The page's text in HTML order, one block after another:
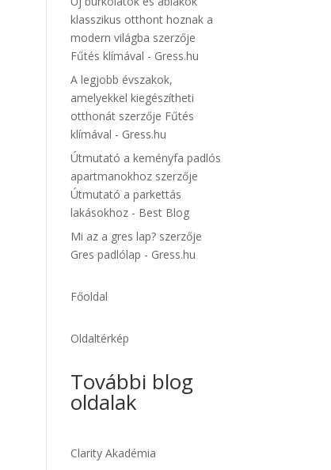
klasszikus otthont hoznak a
modern világba szerzője
Fűtés klímával - Gress.hu
A legjobb évszakok,
amelyekkel kiegészítheti
otthonát szerzője Fűtés
klímával - Gress.hu
Útmutató a keményfa padlós
apartmanokhoz szerzője
Útmutató a parkettás
lakásokhoz - Best Blog
Mi az a gres lap? szerzője
Gres padlólap - Gress.hu
Főoldal
Oldaltérkép
További blog
oldalak
Clarity Akadémia